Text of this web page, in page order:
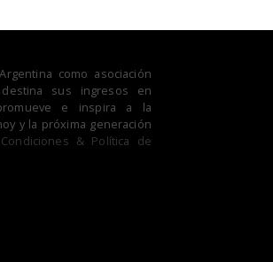
como asociación
sus ingresos en
e inspira a la
y la próxima generación
& Política de